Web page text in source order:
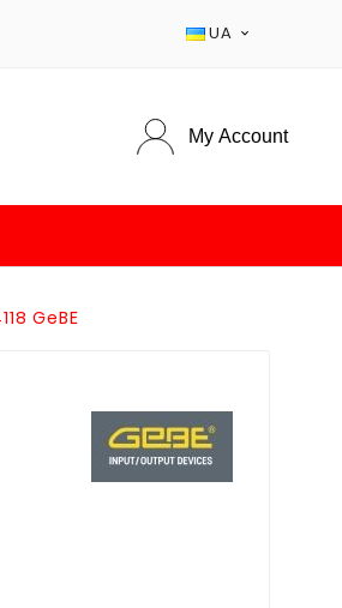
UA 
My Account
GeBE